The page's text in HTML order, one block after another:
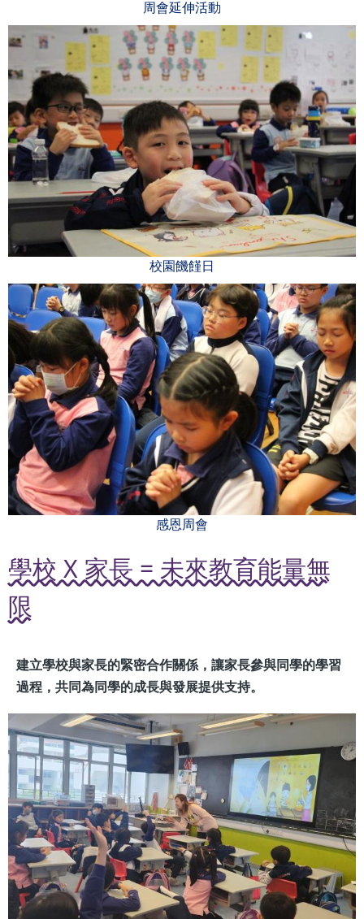
周會延伸活動
校園饑饉日
感恩周會
學校 X 家長 = 未來教育能量無
限
建立學校與家長的緊密合作關係，讓家長參與同學的學習
過程，共同為同學的成長與發展提供支持。